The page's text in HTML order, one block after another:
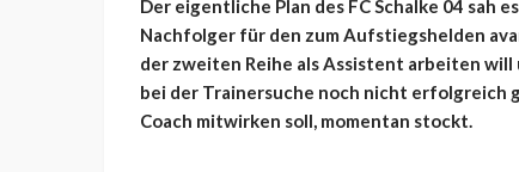
Der eigentliche Plan des FC Schalke 04 sah
Nachfolger für den zum Aufstiegshelden
der zweiten Reihe als Assistent arbeiten
bei der Trainersuche noch nicht erfolgreich
Coach mitwirken soll, momentan stockt.